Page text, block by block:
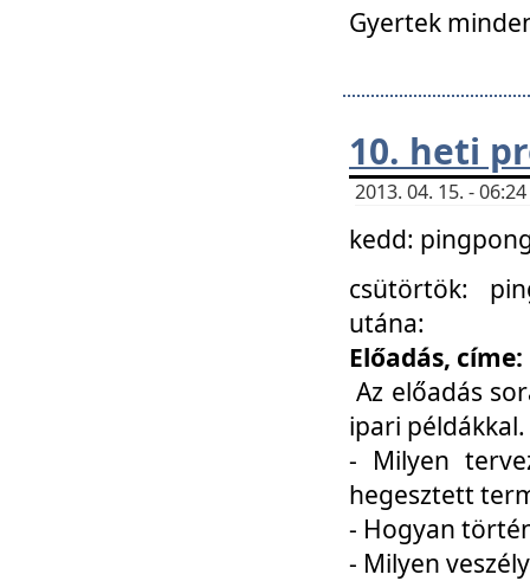
Gyertek
10. heti
2013. 04. 15. -
kedd:
csütörtök:
utána:
Előadás,
Az előadás
ipari
- Milyen
hegesztett
- Hogyan
- Milyen